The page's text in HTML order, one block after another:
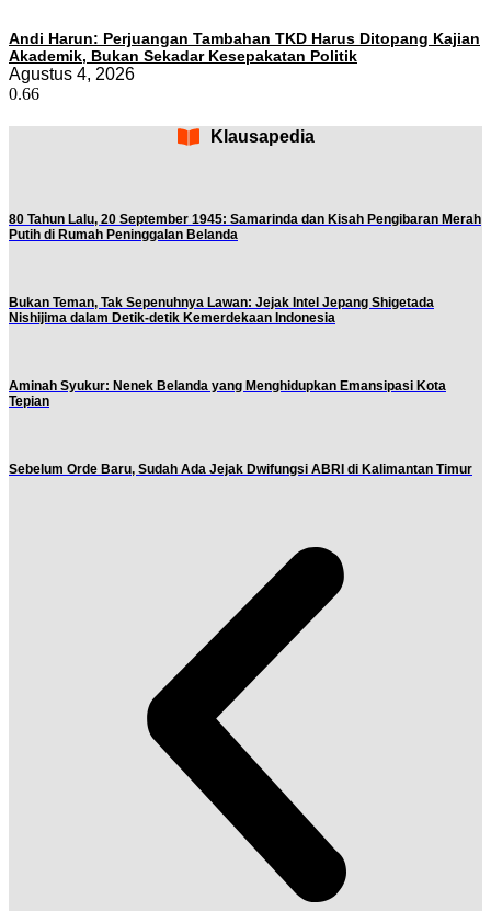
Andi Harun: Perjuangan Tambahan TKD Harus Ditopang Kajian
Akademik, Bukan Sekadar Kesepakatan Politik
Agustus 4, 2026
Klausapedia
80 Tahun Lalu, 20 September 1945: Samarinda dan Kisah Pengibaran Merah
Putih di Rumah Peninggalan Belanda
Bukan Teman, Tak Sepenuhnya Lawan: Jejak Intel Jepang Shigetada
Nishijima dalam Detik-detik Kemerdekaan Indonesia
Aminah Syukur: Nenek Belanda yang Menghidupkan Emansipasi Kota
Tepian
Sebelum Orde Baru, Sudah Ada Jejak Dwifungsi ABRI di Kalimantan Timur